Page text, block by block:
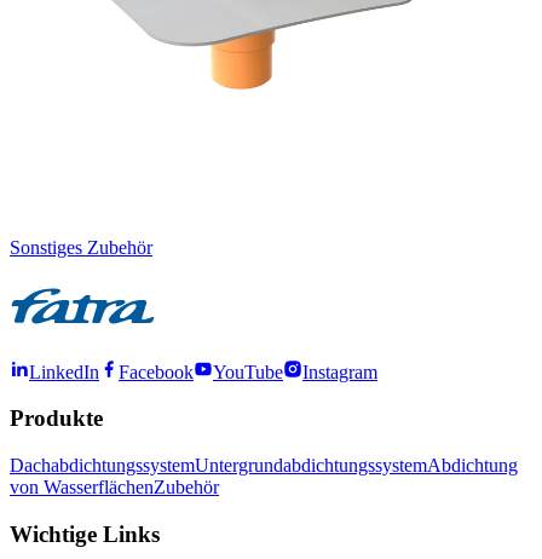
Sonstiges Zubehör
LinkedIn Facebook YouTube Instagram
Produkte
DachabdichtungssystemUntergrundabdichtungssystemAbdichtung
von WasserflächenZubehör
Wichtige Links